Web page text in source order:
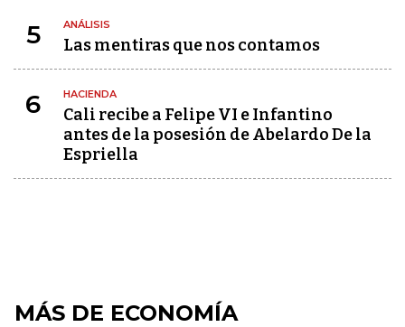
5 ANÁLISIS
Las mentiras que nos contamos
6 HACIENDA
Cali recibe a Felipe VI e Infantino
antes de la posesión de Abelardo De la
Espriella
MÁS DE ECONOMÍA